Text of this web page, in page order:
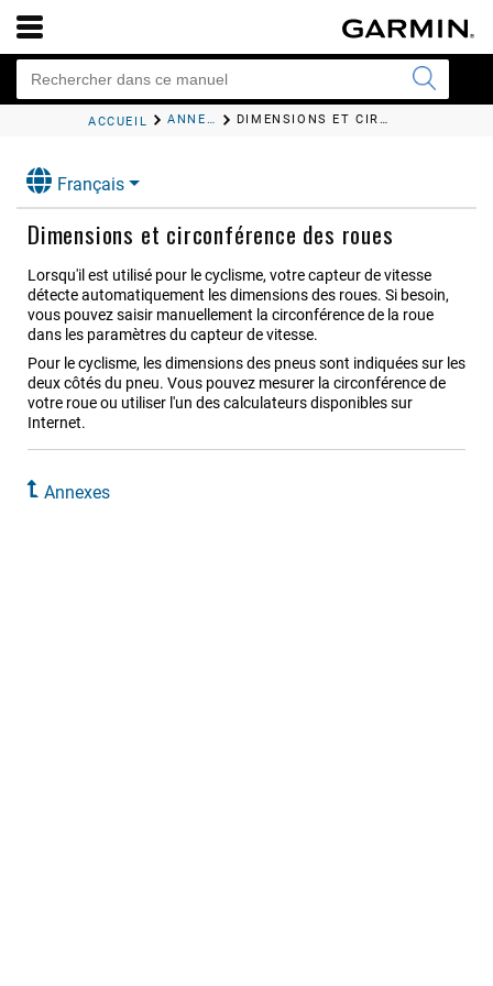
ACCUEIL ANNEXES DIMENSIONS ET CIRCONFÉRENCE DES ROUES
Français
Dimensions et circonférence des roues
Lorsqu'il est utilisé pour le cyclisme, votre capteur de vitesse
détecte automatiquement les dimensions des roues. Si besoin,
vous pouvez saisir manuellement la circonférence de la roue
dans les paramètres du capteur de vitesse.
Pour le cyclisme, les dimensions des pneus sont indiquées sur les
deux côtés du pneu. Vous pouvez mesurer la circonférence de
votre roue ou utiliser l'un des calculateurs disponibles sur
Internet.
Annexes